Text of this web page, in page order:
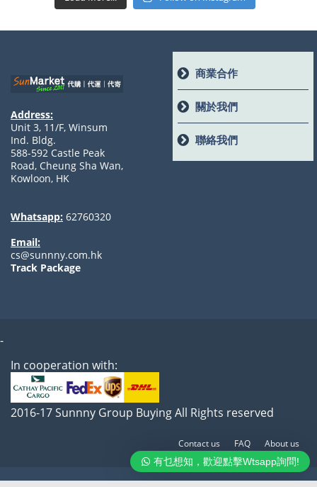
有乜想知，歡迎點擊Wtsapp詢問!
Address:
Unit 3, 11/F, Winsum
Ind. Bldg.
588-592 Castle Peak
Road, Cheung Sha Wan,
Kowloon, HK
Whatsapp: 62760320
Email:
cs@sunnny.com.hk
Track Package
商業合作
關於我們
聯絡我們
-
In cooperation with:
2016-17 Sunnny Group Buying All Rights reserved
Contact us FAQ About us